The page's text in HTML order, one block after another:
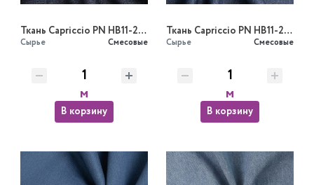
Ткань Capriccio PN HB11-23-01/150 213gr K
Сырье Смесовые
м
В корзину
Ткань Capriccio PN HB11-23-05/150 213gr K
Сырье Смесовые
м
В корзину